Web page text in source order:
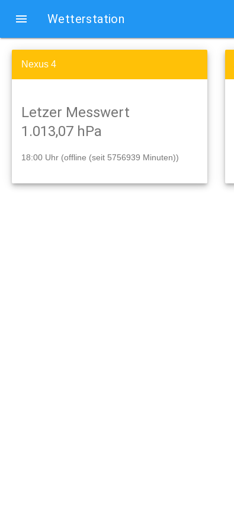
menu Wetterstation
Nexus 4
Letzer Messwert
1.013,07 hPa
18:00 Uhr (offline (seit 5756939 Minuten))